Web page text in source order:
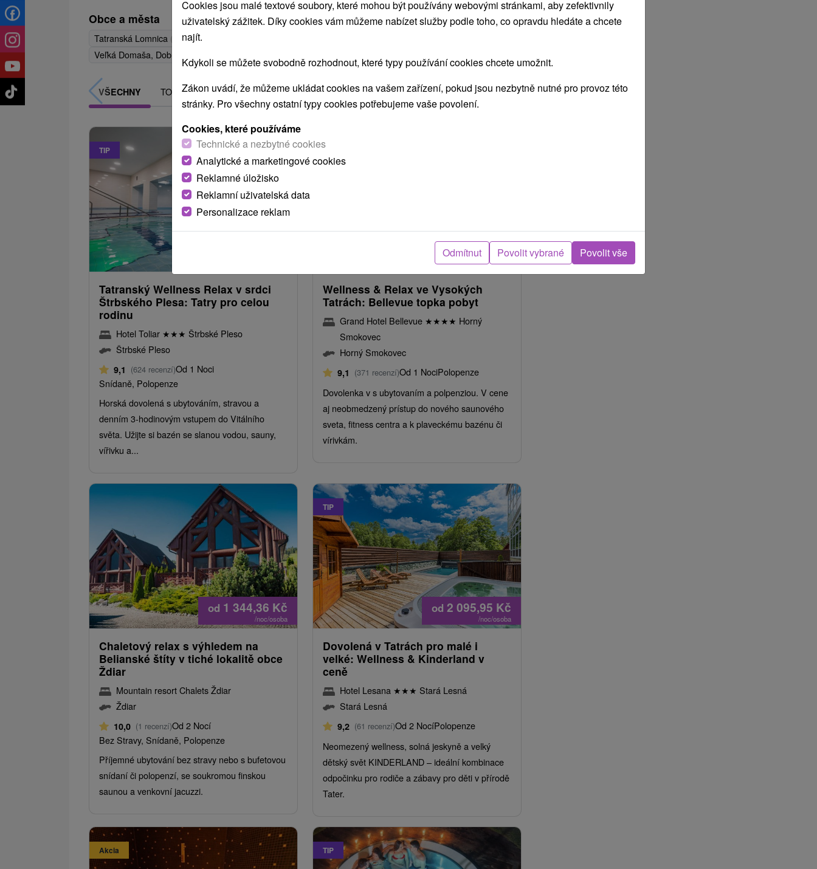
Obce a města
Tatranská Lomnica (4) Štrbské Pleso
Veľká Domaša, Dobrá
VŠECHNY TOP - NEJPRODÁVANĚJŠÍ NEJLEVNĚJŠÍ NEJDRAŽŠÍ PODLE HODNOCENÍ
TIP
Tatranský Wellness Relax v srdci
Štrbského Plesa: Tatry pro celou
rodinu
Hotel Toliar ★★★ Štrbské Pleso
Štrbské Pleso
9,1 (624 recenzí)Od 1 Noci
Snídaně, Polopenze
Horská dovolená s ubytováním, stravou a
denním 3-hodinovým vstupem do Vitálního
světa. Užijte si bazén se slanou vodou, sauny,
vířivku a...
Akcia
od2 761,25 Kč
/noc/osoba
Wellness & Relax ve Vysokých
Tatrách: Bellevue topka pobyt
Grand Hotel Bellevue ★★★★ Horný
Smokovec
Horný Smokovec
9,1 (371 recenzí)Od 1 NociPolopenze
Dovolenka v s ubytovaním a polpenziou. V cene
aj neobmedzený prístup do nového saunového
sveta, fitness centra a k plaveckému bazénu či
vírivkám.
od 1 344,36 Kč
/noc/osoba
Chaletový relax s výhledem na
Belianské štíty v tiché lokalitě obce
Ždiar
Mountain resort Chalets Ždiar
Ždiar
10,0 (1 recenzí)Od 2 Nocí
Bez Stravy, Snídaně, Polopenze
Příjemné ubytování bez stravy nebo s bufetovou
snídaní či polopenzí, se soukromou finskou
saunou a venkovní jacuzzi.
TIP
od 2 095,95 Kč
/noc/osoba
Dovolená v Tatrách pro malé i
velké: Wellness & Kinderland v
ceně
Hotel Lesana ★★★ Stará Lesná
Stará Lesná
9,2 (61 recenzí)Od 2 NocíPolopenze
Neomezený wellness, solná jeskyně a velký
dětský svět KINDERLAND – ideální kombinace
odpočinku pro rodiče a zábavy pro děti v přírodě
Tater.
Akcia TIP
Cookies jsou malé textové soubory, které mohou být používány webovými stránkami, aby zefektivnily
uživatelský zážitek. Díky cookies vám můžeme nabízet služby podle toho, co opravdu hledáte a chcete
najít.
Kdykoli se můžete svobodně rozhodnout, které typy používání cookies chcete umožnit.
Zákon uvádí, že můžeme ukládat cookies na vašem zařízení, pokud jsou nezbytně nutné pro provoz této
stránky. Pro všechny ostatní typy cookies potřebujeme vaše povolení.
Cookies, které používáme
Technické a nezbytné cookies
Analytické a marketingové cookies
Reklamné úložisko
Reklamní uživatelská data
Personalizace reklam
Odmítnut Povolit vybrané Povolit vše